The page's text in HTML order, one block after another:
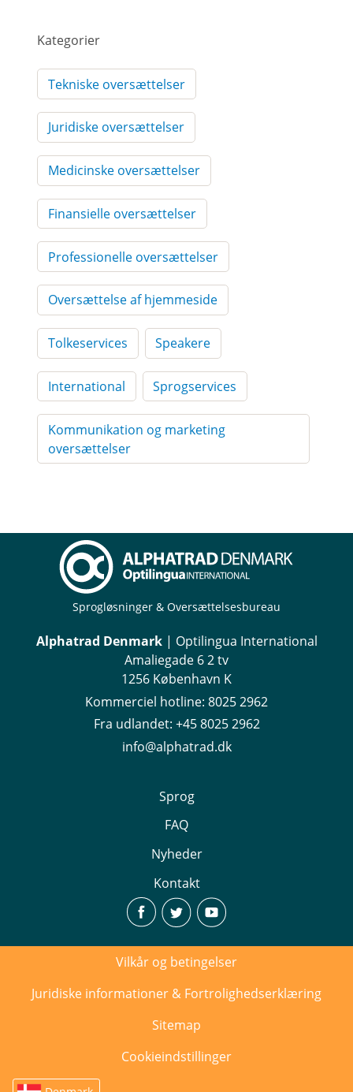
Kategorier
Tekniske oversættelser
Juridiske oversættelser
Medicinske oversættelser
Finansielle oversættelser
Professionelle oversættelser
Oversættelse af hjemmeside
Tolkeservices Speakere
International Sprogservices
Kommunikation og marketing
oversættelser
Sprogløsninger & Oversættelsesbureau
Alphatrad Denmark| Optilingua International
Amaliegade 6 2 tv
1256 København K
Kommerciel hotline: 8025 2962
Fra udlandet: +45 8025 2962
info@alphatrad.dk
Sprog
FAQ
Nyheder
Kontakt
Vilkår og betingelser
Juridiske informationer & Fortrolighedserklæring
Sitemap
Cookieindstillinger